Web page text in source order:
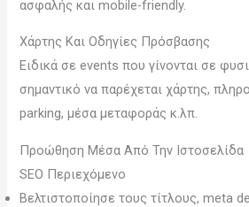
ασφαλής και mobile-friendly.
Χάρτης Και Οδηγίες Πρόσβασης
Ειδικά σε events που γίνονται σε
σημαντικό να παρέχεται χάρτης,
parking, μέσα μεταφοράς κ.λπ.
Προώθηση Μέσα Από Την Ιστοσελίδα
SEO Περιεχόμενο
Βελτιστοποίησε τους τίτλους, meta